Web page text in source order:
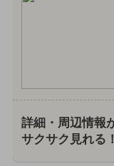
詳細・周辺情報
サクサク見れる！